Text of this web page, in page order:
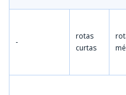
-
rotas
curtas